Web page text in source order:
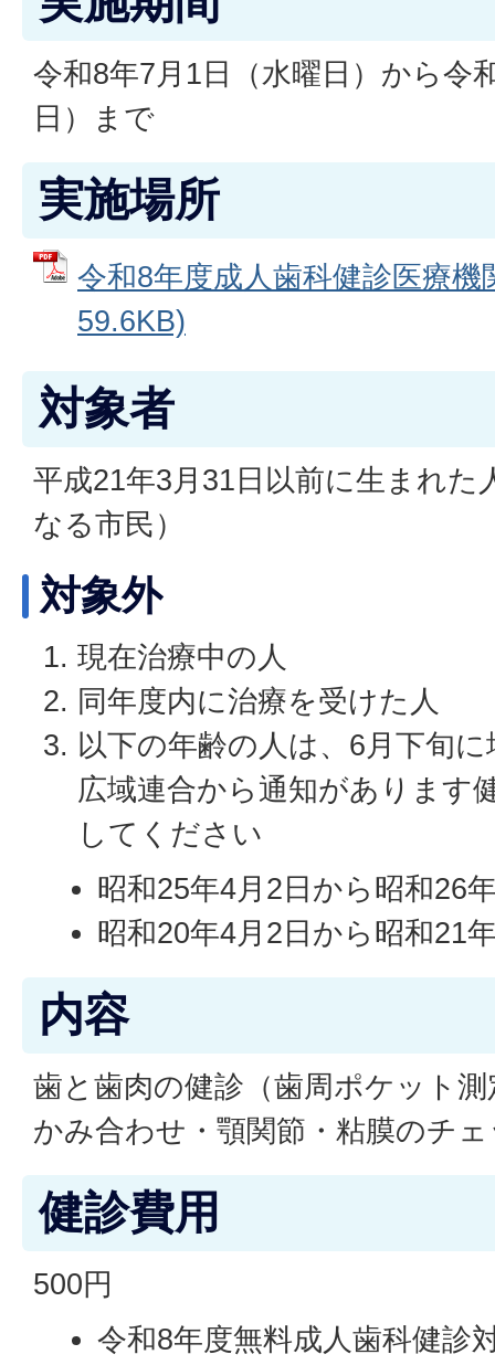
令和8年7月1日（水曜日）から令
日）まで
実施場所
令和8年度成人歯科健診医療
59.6KB)
対象者
平成21年3月31日以前に生まれた
なる市民）
対象外
現在治療中の人
同年度内に治療を受けた人
以下の年齢の人は、6月下旬
広域連合から通知があります
してください
昭和25年4月2日から昭和26
昭和20年4月2日から昭和21
内容
歯と歯肉の健診（歯周ポケット
かみ合わせ・顎関節・粘膜のチ
健診費用
500円
令和8年度無料成人歯科健診